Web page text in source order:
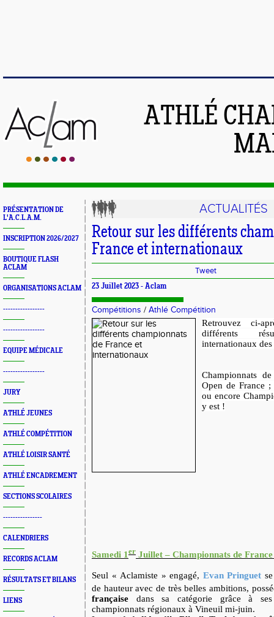
ATHLÉ
PRÉSENTATION DE
L'A.C.L.A.M.
INSCRIPTION 2026/2027
BOUTIQUE FLASH
ACLAM
ORGANISATIONS ACLAM
-----------------
-----------------
EQUIPE MÉDICALE
-----------------
JURY
ATHLÉ JEUNES
ATHLÉ COMPÉTITION
ATHLÉ LOISIR SANTÉ
ATHLÉ ENCADREMENT
SECTIONS SCOLAIRES
----------------
CALENDRIERS
RECORDS ACLAM
RÉSULTATS ET BILANS
LIENS
ACTUALITÉS
Retour sur les différents
France et internationaux
Tweet
23 Juillet 2023 - Aclam
Compétitions / Athlé Compétition
Retrouvez ci-
différents
internationaux
Championnats
Open de France ;
ou encore
y est !
Samedi 1 er Juillet – Championnats de
Seul « Aclamiste » engagé, Evan Pringuet
de hauteur avec de très belles ambitions,
française dans sa catégorie grâce à
championnats régionaux à Vineuil mi-juin.